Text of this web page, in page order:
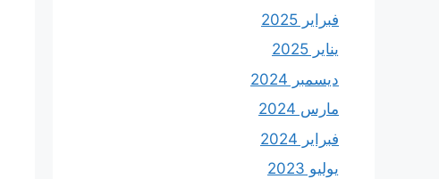
فبراير 2025
يناير 2025
ديسمبر 2024
مارس 2024
فبراير 2024
يوليو 2023